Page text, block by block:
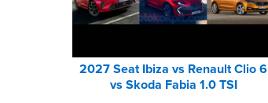
2027 Seat Ibiza vs Renault Clio 6
vs Skoda Fabia 1.0 TSI